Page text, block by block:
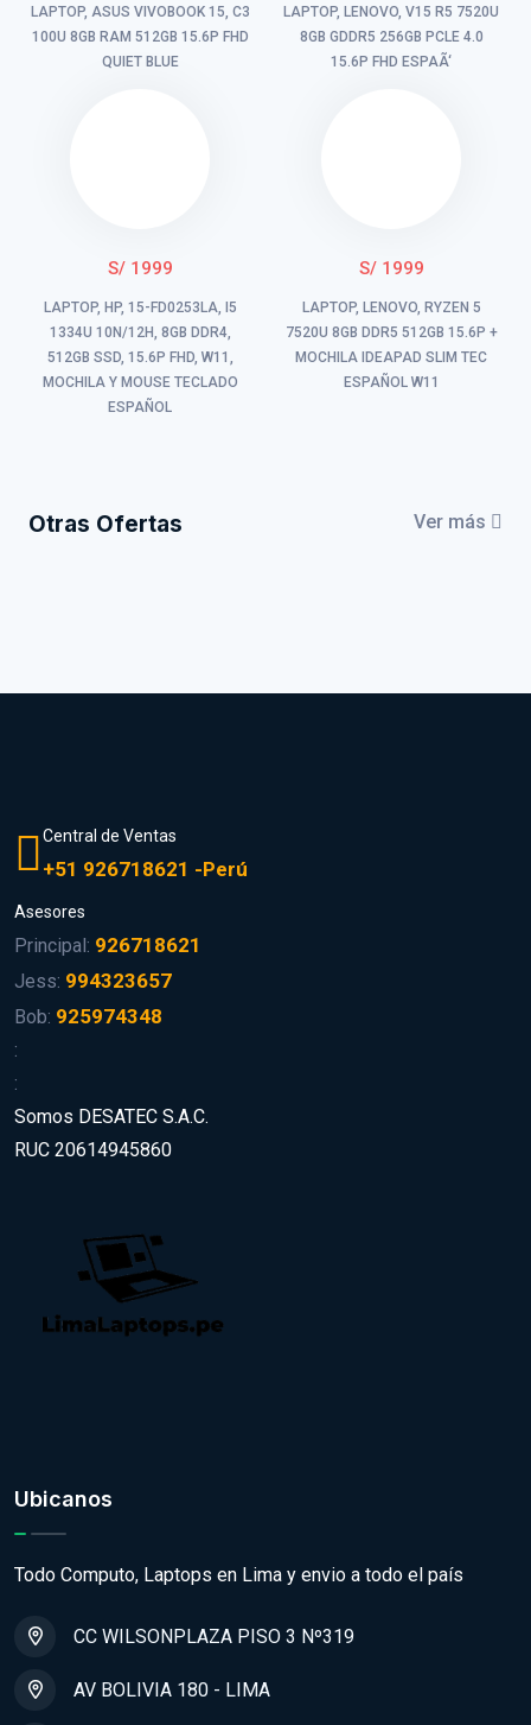
LAPTOP, ASUS VIVOBOOK 15, C3
100U 8GB RAM 512GB 15.6P FHD
QUIET BLUE
LAPTOP, LENOVO, V15 R5 7520U
8GB GDDR5 256GB PCLE 4.0
15.6P FHD ESPAÃ‘
S/ 1999
LAPTOP, HP, 15-FD0253LA, I5
1334U 10N/12H, 8GB DDR4,
512GB SSD, 15.6P FHD, W11,
MOCHILA Y MOUSE TECLADO
ESPAÑOL
S/ 1999
LAPTOP, LENOVO, RYZEN 5
7520U 8GB DDR5 512GB 15.6P +
MOCHILA IDEAPAD SLIM TEC
ESPAÑOL W11
Otras Ofertas Ver más
Central de Ventas
+51 926718621 -Perú
Asesores
Principal: 926718621
Jess: 994323657
Bob: 925974348
:
:
Somos DESATEC S.A.C.
RUC 20614945860
Ubicanos
Todo Computo, Laptops en Lima y envio a todo el país
CC WILSONPLAZA PISO 3 Nº319
AV BOLIVIA 180 - LIMA